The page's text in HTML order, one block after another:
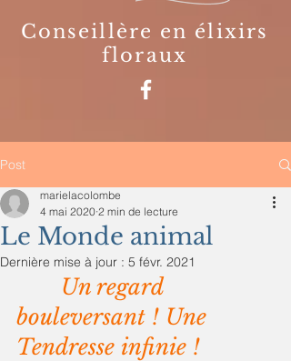
Conseillère en élixirs
floraux
Post
Le Monde animal
marielacolombe
4 mai 2020 2 min de lecture
Dernière mise à jour : 5 févr. 2021
bouleversant ! Une
Tendresse infinie !